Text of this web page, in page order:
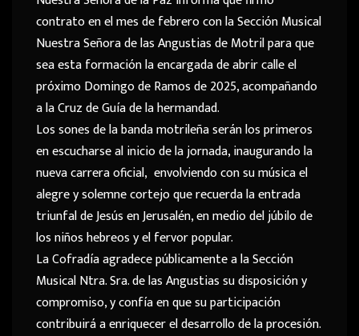
contrato en el mes de febrero con la Sección Musical
Nuestra Señora de las Angustias de Motril para que
sea esta formación la encargada de abrir calle el
próximo Domingo de Ramos de 2025, acompañando
a la Cruz de Guía de la hermandad.
Los sones de la banda motrileña serán los primeros
en escucharse al inicio de la jornada, inaugurando la
nueva carrera oficial, envolviendo con su música el
alegre y solemne cortejo que recuerda la entrada
triunfal de Jesús en Jerusalén, en medio del júbilo de
los niños hebreos y el fervor popular.
La Cofradía agradece públicamente a la Sección
Musical Ntra. Sra. de las Angustias su disposición y
compromiso, y confía en que su participación
contribuirá a enriquecer el desarrollo de la procesión.